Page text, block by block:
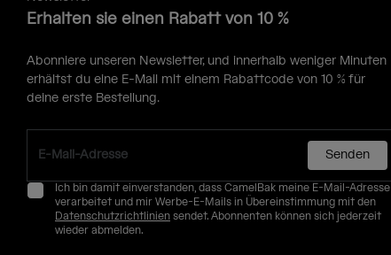
Erhalten sie einen Rabatt von 10 %
Abonniere unseren Newsletter, und innerhalb weniger Minuten
erhältst du eine E-Mail mit einem Rabattcode von 10 % für
deine erste Bestellung.
Senden
Ich bin damit einverstanden, dass CamelBak meine E-Mail-Adresse
verarbeitet und mir Werbe-E-Mails in Übereinstimmung mit den
Datenschutzrichtlinien sendet. Abonnenten können sich jederzeit
wieder abmelden.